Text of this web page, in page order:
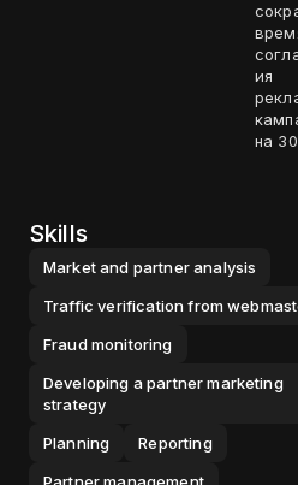
ия
на
Skills
Market and partner analysis
Traffic verification from
Fraud monitoring
Developing a partner marketing
strategy
Planning
Reporting